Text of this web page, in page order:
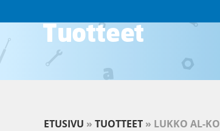
Tuotteet
ETUSIVU » TUOTTEET » LUKKO AL-KO